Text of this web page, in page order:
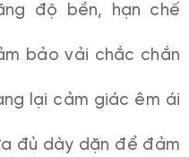
độ bền, hạn chế
bảo vải chắc chắn
lại cảm giác êm ái
đủ dày dặn để đảm